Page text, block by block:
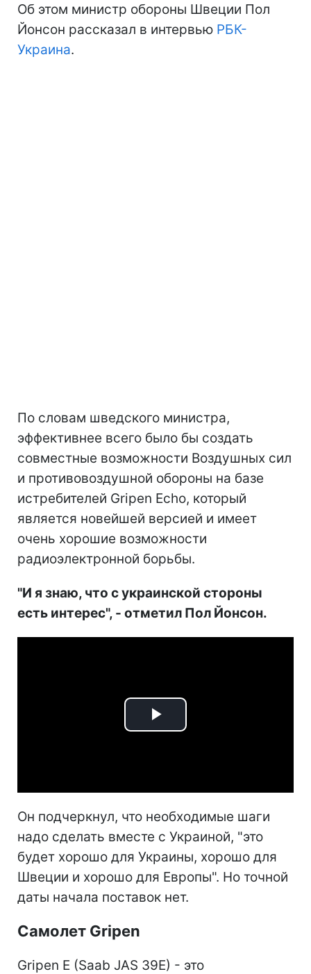
Об этом министр обороны Швеции Пол
Йонсон рассказал в интервью РБК-
Украина.
По словам шведского министра,
эффективнее всего было бы создать
совместные возможности Воздушных сил
и противовоздушной обороны на базе
истребителей Gripen Echo, который
является новейшей версией и имеет
очень хорошие возможности
радиоэлектронной борьбы.
"И я знаю, что с украинской стороны
есть интерес", - отметил Пол Йонсон.
Play
Он подчеркнул, что необходимые шаги
надо сделать вместе с Украиной, "это
будет хорошо для Украины, хорошо для
Швеции и хорошо для Европы". Но точной
даты начала поставок нет.
Самолет Gripen
Gripen E (Saab JAS 39E) - это